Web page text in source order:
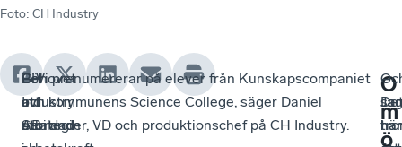
Foto: CH Industry
CH
Industry
AB
Behovet
av
utbildad
För
att
strategin
– Vi prenumererar på elever från Kunskapscompaniet
och kommunens Science College, säger Daniel
Serrander, VD och produktionschef på CH Industry.
O
m
ö
har
–
här
–
Jag